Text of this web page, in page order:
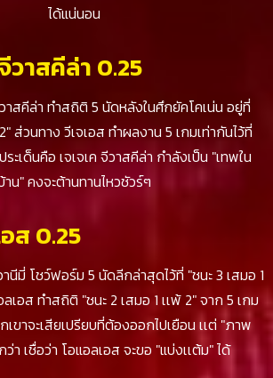
ได้แน่นอน
วาสคีล่า 0.25
า ทำสถิติ 5 นัดหลังในศึกยัคโคเน่น อยู่ที่
ส่วนทาง วีเจเอส ทำผลงาน 5 เกมเท่ากันไว้ที่
ะเด็นคือ เจเจเค จีวาสคีล่า กำลังเป็น "เทพใน
าน" คงจะต้านทานไหวชัวร์ๆ
ส 0.25
ชว์ฟอร์ม 5 นัดลีกล่าสุดไว้ที่ "ชนะ 3 เสมอ 1
เอส ทำสถิติ "ชนะ 2 เสมอ 1 เเพ้ 2" จาก 5 เกม
เขาจะเสียเปรียบที่ต้องออกไปเยือน เเต่ "ภาพ
า เชื่อว่า โอแอลเอส จะขอ "แบ่งเเต้ม" ได้